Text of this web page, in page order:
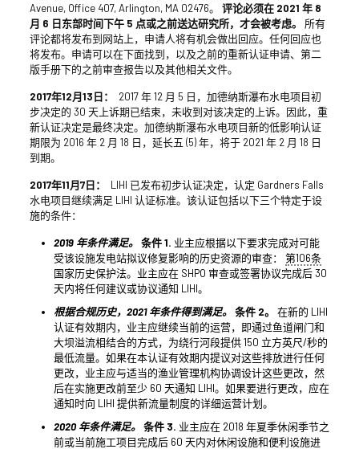
Avenue, Office 407, Arlington, MA 02476。 评论必须在 2021 年 8
月 6 日东部时间下午 5 点或之前送达研究所，才会被考虑。
所有
评论都将发布到网站上，申请人将有机会做出回应。任何回应也
将发布。申请可以在下面找到，以及之前的重新认证申请、第二
版手册下的之前审查报告以及其他相关文件。
2017年12月13日：
2017 年 12 月 5 日，加德纳斯瀑布水电项目初
步决定的 30 天上诉期已结束，未收到对该决定的上诉。因此，重
新认证决定是最终决定。加德纳斯瀑布水电项目新的低影响认证
期限为 2016 年 2 月 18 日，延长五 (5) 年，将于 2021 年 2 月 18 日
到期。
2017年11月7日： LIHI 已发布初步认证决定，认定 Gardners Falls
水电项目继续满足 LIHI 认证标准。该认证包括以下三个特定于设
施的条件：
2019 年条件满足。 条件 1. 业主应根据以下要求完成对可能
受该设施发电站拟议修复影响的历史资源的审查： 第106条
国家历史保护法。业主应在 SHPO 审查或签署协议完成后 30
天内将任何建议或协议通知 LIHI。
根据合规历史，2021 年条件得到满足。
条件 2。
在新的 LIHI
认证有效期内，业主应继续当前的运营，即通过鱼道闸门和
大坝溢流相结合的方式，为绕行河段提供 150 立方英尺/秒的
最低流量。如果在本认证有效期内提议对这些排放进行任何
更改，业主应与适当的渔业管理机构协调设计这些更改，然
后在实施更改前至少 60 天通知 LIHI。如果要进行更改，应在
通知时向 LIHI 提供新流量制度的详细运营计划。
2020 年条件满足。
条件 3. 业主应在 2018 年夏季休闲季节之
前或当前施工项目完成后 60 天内对休闲设施和便利设施进